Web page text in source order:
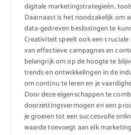
digitale marketingstrategieën,
Daarnaast is het noodzakelijk om
data-gedreven beslissingen te
Creativiteit speelt ook een
van effectieve campagnes en
belangrijk om op de hoogte te
trends en ontwikkelingen in de
om continu te leren en je
Door deze eigenschappen te
doorzettingsvermogen en een
je groeien tot een succesvolle
waarde toevoegt aan elk